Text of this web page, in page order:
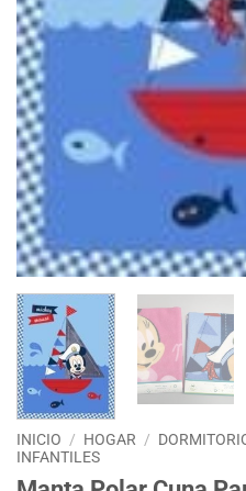
INICIO / HOGAR /
INFANTILES